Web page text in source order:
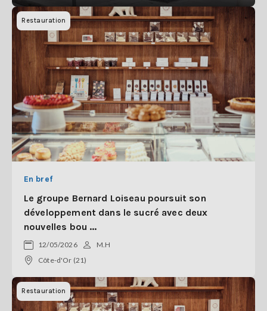
Restauration
En bref
Le groupe Bernard Loiseau poursuit son
développement dans le sucré avec deux
nouvelles bou ...
12/05/2026
M.H
Côte-d'Or (21)
Restauration